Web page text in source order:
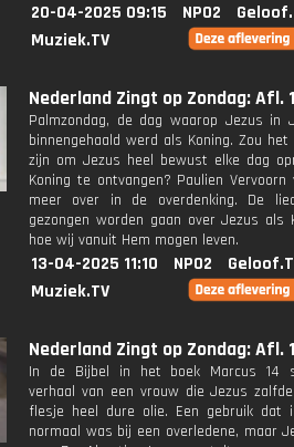
20-04-2025 09:15 NPO2
Muziek.TV
Nederland Zingt op Zondag: Afl.
Palmzondag, de dag waarop Jezus in
binnengehaald werd als Koning. Zou
zijn om Jezus heel bewust elke dag
Koning te ontvangen? Paulien
meer over in de overdenking. De
gezongen worden gaan over Jezus als
hoe wij vanuit Hem mogen leven.
13-04-2025 11:10 NPO2
Muziek.TV
Nederland Zingt op Zondag: Afl.
In de Bijbel in het boek Marcus 14
verhaal van een vrouw die Jezus
flesje heel dure olie. Een gebruik dat
normaal was bij een overledene, maar